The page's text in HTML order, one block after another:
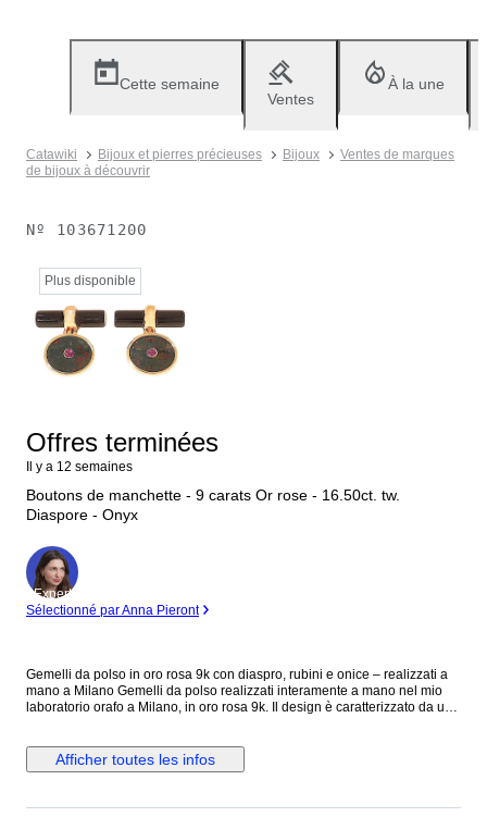
Cette semaine
Ventes
À la une
Catawiki Bijoux et pierres précieuses Bijoux
Ventes de marques
de bijoux à découvrir
Nº 103671200
Plus disponible
Offres terminées
Il y a 12 semaines
Boutons de manchette - 9 carats Or rose - 16.50ct. tw.
Diaspore - Onyx
Expert
Sélectionné par Anna Pieront
Gemelli da polso in oro rosa 9k con diaspro, rubini e onice – realizzati a
mano a Milano Gemelli da polso realizzati interamente a mano nel mio
laboratorio orafo a Milano, in oro rosa 9k. Il design è caratterizzato da un
uniche. Al centro, due rubini naturali taglio brillante aggiungono un punto
luce raffinato, mentre sull’estremità opposta due barrette in onice,
ed elegante. La combinazione di materiali e geometrie dà vita a un
Afficher toutes les infos